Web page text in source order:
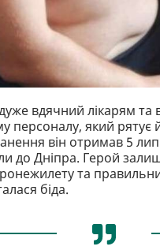
вдячний лікарям та
персоналу, який рятує
він отримав 5
до Дніпра. Герой
та
біда.